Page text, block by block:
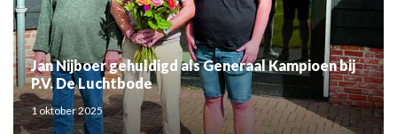
Jan Nijboer gehuldigd als Generaal Kampioen bij
P.V. De Luchtbode
1 oktober 2025